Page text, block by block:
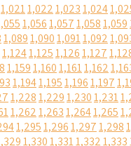
1,0211,0221,0231,024
1,0561,0571,0581,059
1,0891,0901,0911,092
1,1241,1251,1261,127
1,1591,1601,1611,162
1,1941,1951,1961,197
1,2281,2291,2301,231
1,2621,2631,2641,265
1,2951,2961,2971,298
1,3301,3311,3321,333